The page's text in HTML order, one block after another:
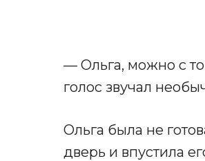
— Ольга, можно с
голос звучал
Ольга была не
дверь и впустила